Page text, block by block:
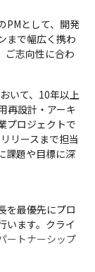
PMとして、開発
まで幅広く携わ
ご志向性に合わ
いて、10年以上
再設計・アーキ
プロジェクトで
リースまで担当
課題や目標に深
を最優先にプロ
います。クライ
ートナーシップ